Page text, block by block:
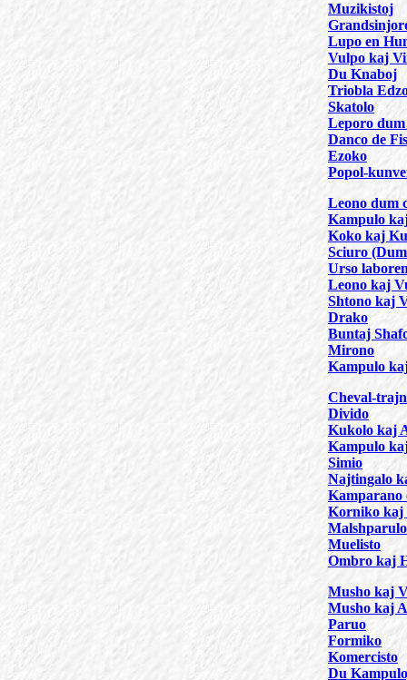
Muzikistoj
Lupo en
Vulpo kaj
Du Knaboj
Triobla
Skatolo
Leporo dum
Danco de
Ezoko
Popol-
Leono dum
Kampulo
Koko kaj
Sciuro
Urso
Leono kaj
Shtono kaj
Drako
Buntaj
Mirono
Kampulo
Cheval-
Divido
Kukolo kaj
Kampulo
Simio
Najtingalo
Kamparano
Korniko kaj
Muelisto
Ombro kaj
Musho kaj
Musho kaj
Paruo
Formiko
Komercisto
Du